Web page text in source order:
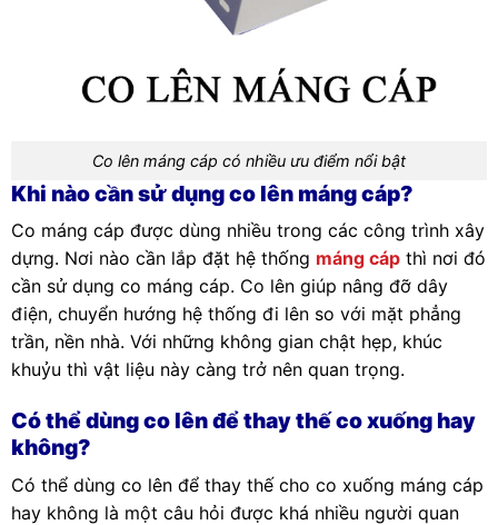
Co lên máng cáp có nhiều ưu điểm nổi bật
Khi nào cần sử dụng co lên máng cáp?
Co máng cáp được dùng nhiều trong các công trình xây
dựng. Nơi nào cần lắp đặt hệ thống máng cápthì nơi đó
cần sử dụng co máng cáp. Co lên giúp nâng đỡ dây
điện, chuyển hướng hệ thống đi lên so với mặt phẳng
trần, nền nhà. Với những không gian chật hẹp, khúc
khuỷu thì vật liệu này càng trở nên quan trọng.
Có thể dùng co lên để thay thế co xuống hay
không?
Có thể dùng co lên để thay thế cho co xuống máng cáp
hay không là một câu hỏi được khá nhiều người quan